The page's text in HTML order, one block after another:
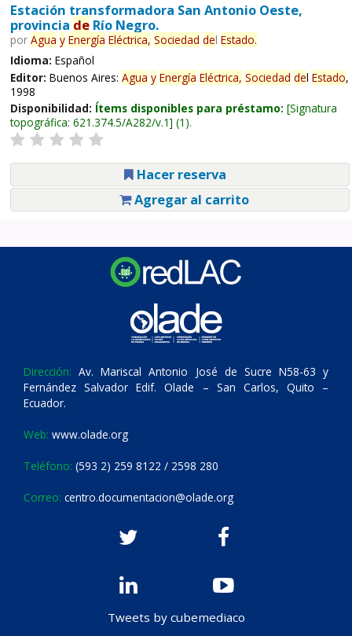
Estación transformadora San Antonio Oeste,
provincia deRío Negro.
por Agua y Energía Eléctrica, Sociedad del Estado.
Idioma: Español
Editor: Buenos Aires: Agua y Energía Eléctrica, Sociedad del Estado,
1998
Disponibilidad: Ítems disponibles para préstamo: Signatura
topográfica: 621.374.5/A282/v.1 (1).
Hacer reserva
Agregar al carrito
Dirección: Av. Mariscal Antonio José de Sucre N58-63 y
Fernández Salvador Edif. Olade – San Carlos, Quito –
Ecuador.
Web: www.olade.org
Teléfono: (593 2) 259 8122 / 2598 280
Correo: centro.documentacion@olade.org
Tweets by cubemediaco